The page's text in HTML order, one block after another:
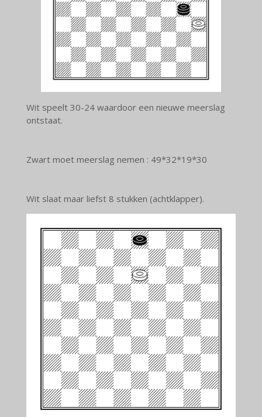
Wit speelt 30-24 waardoor een nieuwe meerslag
ontstaat.
Zwart moet meerslag nemen : 49*32*19*30
Wit slaat maar liefst 8 stukken (achtklapper).